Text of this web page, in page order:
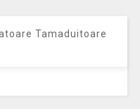
Tamaduitoare